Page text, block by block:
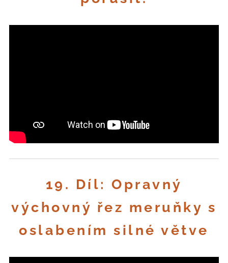
19. Díl: Opravný
výchovný řez meruňky s
oslabením silné větve